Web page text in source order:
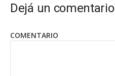
Dejá un comentario
COMENTARIO